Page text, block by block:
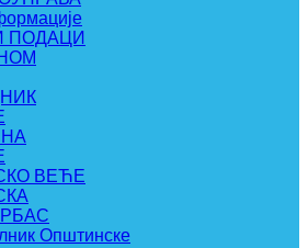
ПОДАЦИ
ВЕЋЕ
Општинске